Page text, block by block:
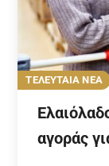
ΤΕΛΕΥΤΑΙΑ ΝΕΑ
αγοράς